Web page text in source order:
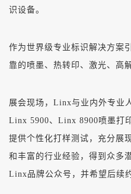
识设备。
作为世界级专业标识解决方案
靠的喷墨、热转印、激光、高
展会现场，Linx与业内外专业
Linx 5900、Linx 8900喷墨打
提供个性化打样测试，充分展
和丰富的行业经验，得到众多
Linx品牌公众号，并希望后续